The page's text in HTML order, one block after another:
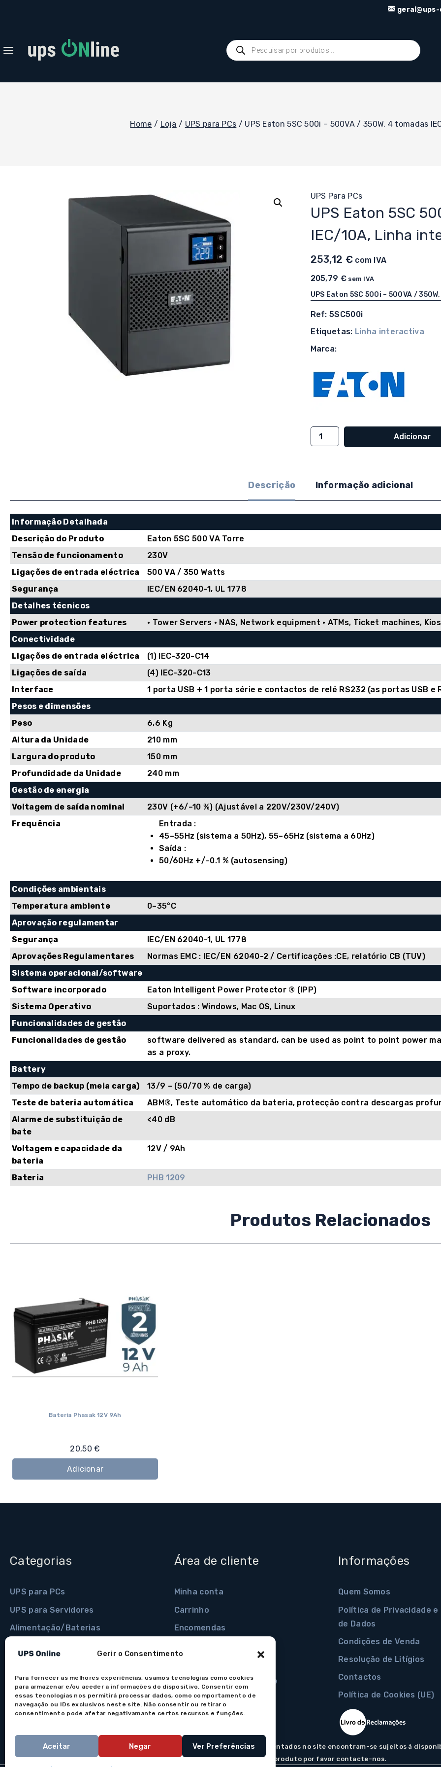
Gerir o Consentimento
Para fornecer as melhores experiências, usamos tecnologias como cookies
para armazenar e/ou aceder a informações do dispositivo. Consentir com
essas tecnologias nos permitirá processar dados, como comportamento de
navegação ou IDs exclusivos neste site. Não consentir ou retirar o
consentimento pode afetar negativamante certos recursos e funções.
Aceitar Negar Ver Preferências
Products
search
Home / Loja / UPS para PCs / UPS Eaton 5SC 500i – 500VA / 350W, 4 tomadas
UPS Para PCs
UPS Eaton 5SC
IEC/10A, Linha
253,12 €com IVA
205,79 €sem IVA
UPS Eaton 5SC 500i – 500VA /
Ref: 5SC500i
Etiquetas: Linha interactiva
Marca:
Quantidade
de
5SC
/
IEC/10A,
Adicionar
Descrição Informação adicional
Informação Detalhada
Descrição do Produto
Eaton 5SC 500 VA Torre
Tensão de funcionamento
230V
Ligações de entrada eléctrica
500 VA / 350 Watts
Segurança
IEC/EN 62040-1, UL 1778
Detalhes técnicos
Power protection features
• Tower Servers • NAS, Network equipment • ATMs, Ticket machines,
Conectividade
Ligações de entrada eléctrica
(1) IEC-320-C14
Ligações de saída
(4) IEC-320-C13
Interface
1 porta USB + 1 porta série e contactos de relé RS232 (as portas USB
Pesos e dimensões
Peso
6.6 Kg
Altura da Unidade
210 mm
Largura do produto
150 mm
Profundidade da Unidade
240 mm
Gestão de energia
Voltagem de saída nominal
230V (+6/–10 %) (Ajustável a 220V/230V/240V)
Frequência
Entrada :
45–55Hz (sistema a 50Hz), 55–65Hz (sistema a 60Hz)
Saída :
50/60Hz +/–0.1 % (autosensing)
Condições ambientais
Temperatura ambiente
0–35°C
Aprovação regulamentar
Segurança
IEC/EN 62040-1, UL 1778
Aprovações Regulamentares
Normas EMC : IEC/EN 62040-2 / Certificações :CE, relatório CB (TUV)
Sistema operacional/software
Software incorporado
Eaton Intelligent Power Protector ® (IPP)
Sistema Operativo
Suportados : Windows, Mac OS, Linux
Funcionalidades de gestão
Funcionalidades de gestão
software delivered as standard, can be used as point to point power
as a proxy.
Battery
Tempo de backup (meia carga)
13/9 – (50/70 % de carga)
Teste de bateria automática
ABM®, Teste automático da bateria, protecção contra descargas
Alarme de substituição de
bate
<40 dB
Voltagem e capacidade da
bateria
12V / 9Ah
Bateria PHB 1209
Produtos Relacionados
Bateria Phasak 12V 9Ah
20,50€
Adicionar
Categorias
UPS para PCs
UPS para Servidores
Alimentação/Baterias
Adaptadores e Cabos
Área de cliente
Minha conta
Carrinho
Encomendas
Recuperar palavra-passe
Informações
Quem Somos
Política de Privacidade
de Dados
Condições de Venda
Resolução de Litígios
Contactos
Política de Cookies (UE)
Os preços indicados incluem IVA à taxa legal em vigor. Todos os artigos apresentados no site encontram-se sujeitos à
imagens são meramente ilustrativas. Em caso de dúvida na apresentação do produto por favor contacte-nos.